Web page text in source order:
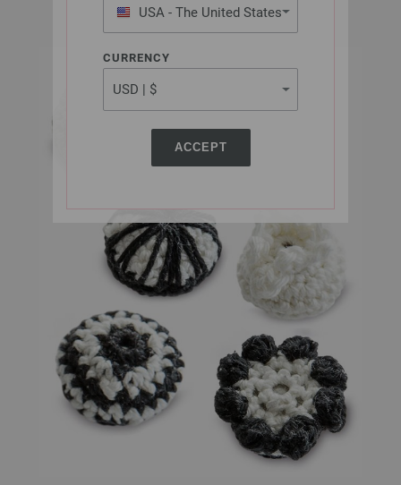
USA - The United States
of America
CURRENCY
ACCEPT